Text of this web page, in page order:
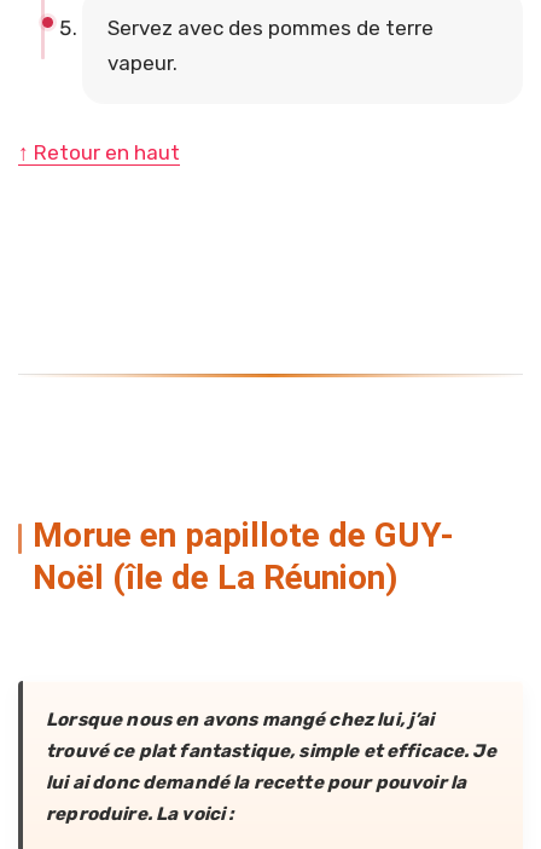
Servez avec des pommes de terre
vapeur.
↑ Retour en haut
Morue en papillote de GUY-
Noël (île de La Réunion)
Lorsque nous en avons mangé chez lui, j’ai
trouvé ce plat fantastique, simple et efficace. Je
lui ai donc demandé la recette pour pouvoir la
reproduire. La voici :